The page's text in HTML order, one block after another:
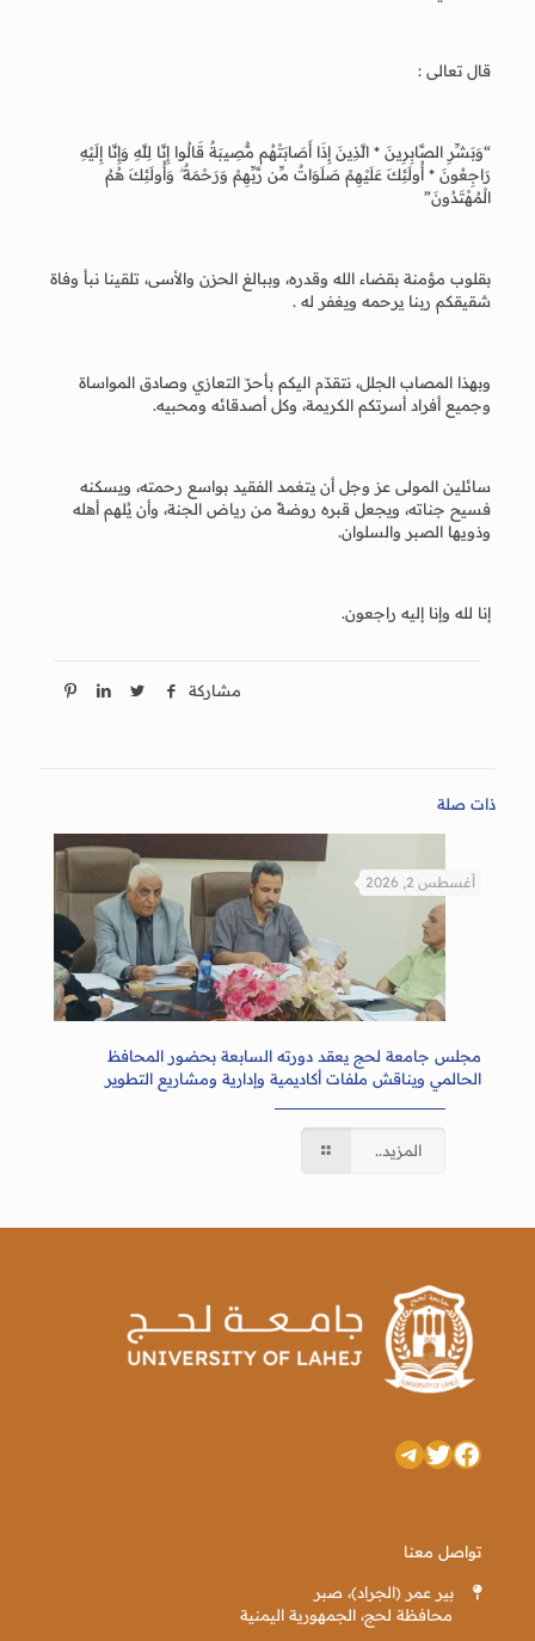
قال تعالى :
“وَبَشِّرِ الصَّابِرِينَ * الَّذِينَ إِذَا أَصَابَتْهُم مُّصِيبَةٌ قَالُوا إِنَّا لِلَّهِ وَإِنَّا إِلَيْهِ
رَاجِعُونَ * أُولَئِكَ عَلَيْهِمْ صَلَوَاتٌ مِّن رَّبِّهِمْ وَرَحْمَةٌ ۖ وَأُولَئِكَ هُمُ
الْمُهْتَدُونَ”
بقلوب مؤمنة بقضاء الله وقدره، وببالغ الحزن والأسى، تلقينا نبأ وفاة
شقيقكم ربنا يرحمه ويغفر له .
وبهذا المصاب الجلل، نتقدّم اليكم بأحرّ التعازي وصادق المواساة
وجميع أفراد أسرتكم الكريمة، وكل أصدقائه ومحبيه.
سائلين المولى عز وجل أن يتغمد الفقيد بواسع رحمته، ويسكنه
فسيح جناته، ويجعل قبره روضةً من رياض الجنة، وأن يُلهم أهله
وذويها الصبر والسلوان.
إنا لله وإنا إليه راجعون.
مشاركة
ذات صلة
أغسطس 2, 2026
مجلس جامعة لحج يعقد دورته السابعة بحضور المحافظ
الحالمي ويناقش ملفات أكاديمية وإدارية ومشاريع التطوير
المزيد..
فيسبوك
تويترتيليجرام
تواصل معنا
بير عمر (الجراد)، صبر
محافظة لحج، الجمهورية اليمنية